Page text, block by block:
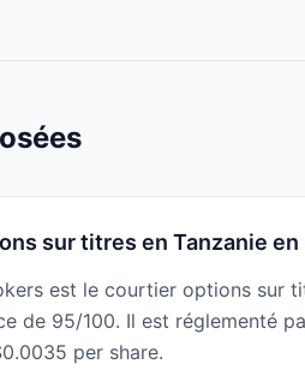
sur titres en Tanzanie en
est le courtier options sur
de 95/100. Il est réglementé
per share.